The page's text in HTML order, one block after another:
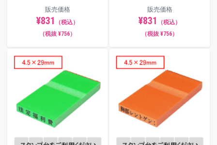
販売価格
¥831
（税込）
（税抜 ¥756）
販売価格
¥831
（税込）
（税抜 ¥756）